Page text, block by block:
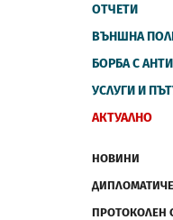
ОТЧЕТИ
ВЪНШНА
БОРБА С
УСЛУГИ И
АКТУАЛНО
НОВИНИ
ПРОТОКОЛЕН